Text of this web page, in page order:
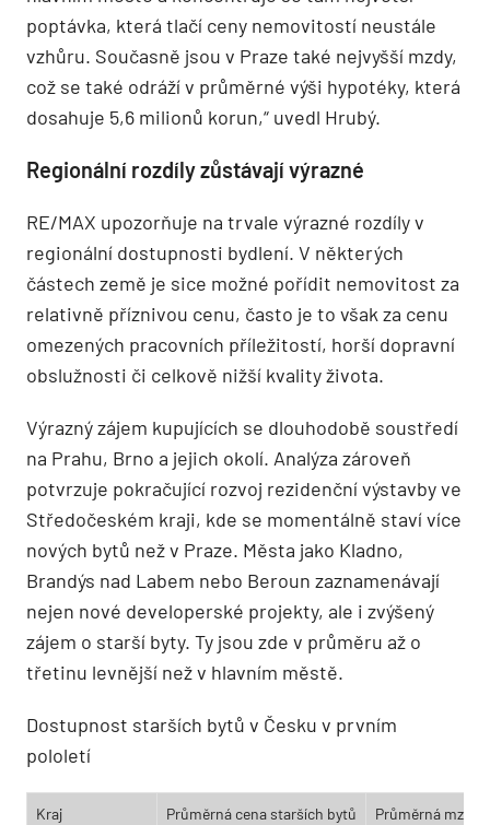
poptávka, která tlačí ceny nemovitostí neustále
vzhůru. Současně jsou v Praze také nejvyšší mzdy,
což se také odráží v průměrné výši hypotéky, která
dosahuje 5,6 milionů korun,“ uvedl Hrubý.
Regionální rozdíly zůstávají výrazné
RE/MAX upozorňuje na trvale výrazné rozdíly v
regionální dostupnosti bydlení. V některých
částech země je sice možné pořídit nemovitost za
relativně příznivou cenu, často je to však za cenu
omezených pracovních příležitostí, horší dopravní
obslužnosti či celkově nižší kvality života.
Výrazný zájem kupujících se dlouhodobě soustředí
na Prahu, Brno a jejich okolí. Analýza zároveň
potvrzuje pokračující rozvoj rezidenční výstavby ve
Středočeském kraji, kde se momentálně staví více
nových bytů než v Praze. Města jako Kladno,
Brandýs nad Labem nebo Beroun zaznamenávají
nejen nové developerské projekty, ale i zvýšený
zájem o starší byty. Ty jsou zde v průměru až o
třetinu levnější než v hlavním městě.
Dostupnost starších bytů v Česku v prvním
pololetí
Kraj Průměrná cena starších bytů Průměrná mzda